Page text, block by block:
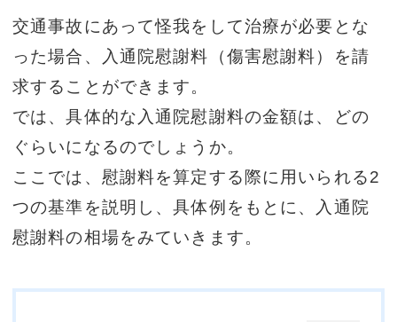
交通事故にあって怪我をして治療が必要とな
った場合、入通院慰謝料（傷害慰謝料）を請
求することができます。
では、具体的な入通院慰謝料の金額は、どの
ぐらいになるのでしょうか。
ここでは、慰謝料を算定する際に用いられる2
つの基準を説明し、具体例をもとに、入通院
慰謝料の相場をみていきます。